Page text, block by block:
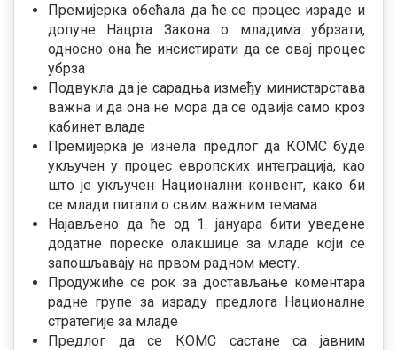
Премијерка обећала да ће се процес израде и
допуне Нацрта Закона о младима убрзати,
односно она ће инсистирати да се овај процес
убрза
Подвукла да је сарадња између министарстава
важна и да она не мора да се одвија само кроз
кабинет владе
Премијерка је изнела предлог да КОМС буде
укључен у процес европских интеграција, као
што је укључен Национални конвент, како би
се млади питали о свим важним темама
Најављено да ће од 1. јануара бити уведене
додатне пореске олакшице за младе који се
запошљавају на првом радном месту.
Продужиће се рок за достављање коментара
радне групе за израду предлога Националне
стратегије за младе
Предлог да се КОМС састане са јавним